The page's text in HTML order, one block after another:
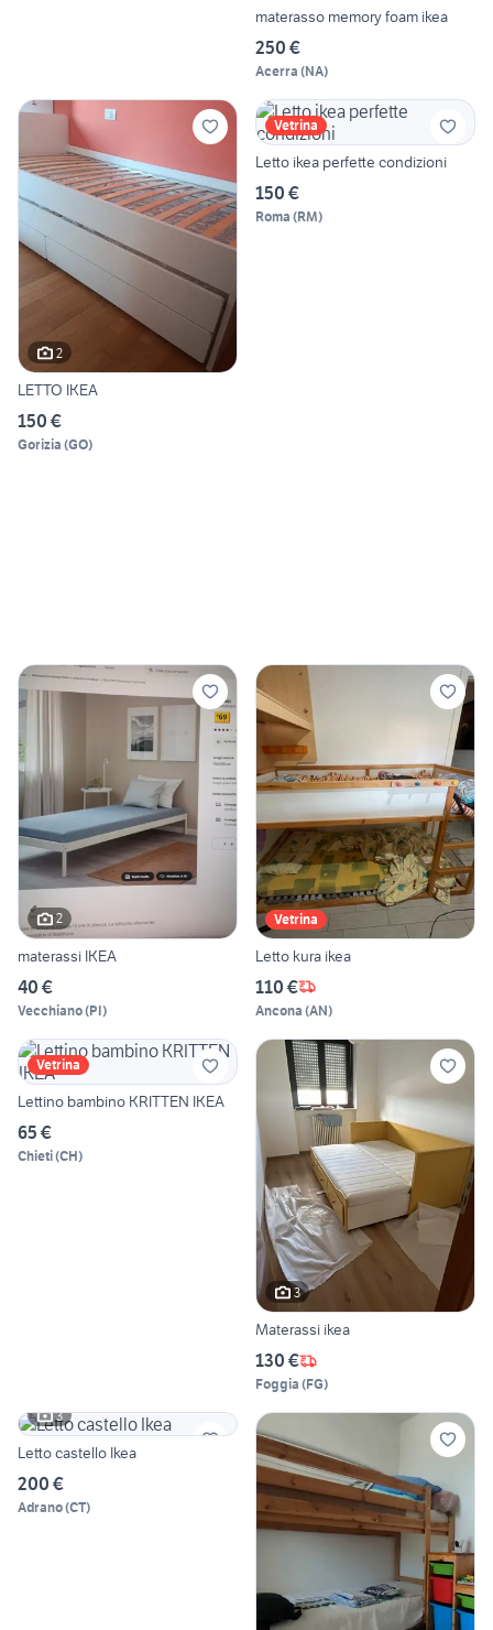
materasso memory foam ikea
250 €
Acerra (NA)
2
LETTO IKEA
150 €
Gorizia (GO)
Vetrina
Letto ikea perfette condizioni
150 €
Roma (RM)
2
materassi IKEA
40 €
Vecchiano(PI)
Vetrina
Letto kura ikea
110 €
Ancona (AN)
Vetrina
Lettino bambino KRITTEN IKEA
65 €
Chieti(CH)
3
Materassi ikea
130 €
Foggia (FG)
3
Letto castello Ikea
200 €
Adrano(CT)